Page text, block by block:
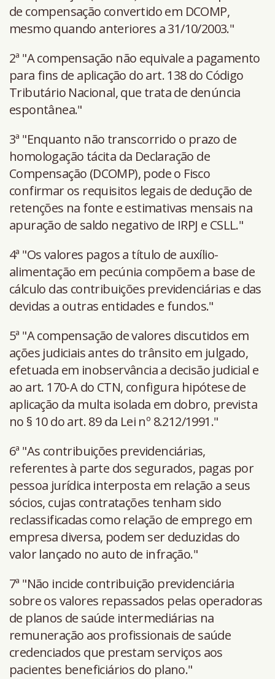
de compensação convertido em DCOMP,
mesmo quando anteriores a 31/10/2003."
2ª "A compensação não equivale a pagamento
para fins de aplicação do art. 138 do Código
Tributário Nacional, que trata de denúncia
espontânea."
3ª "Enquanto não transcorrido o prazo de
homologação tácita da Declaração de
Compensação (DCOMP), pode o Fisco
confirmar os requisitos legais de dedução de
retenções na fonte e estimativas mensais na
apuração de saldo negativo de IRPJ e CSLL."
4ª "Os valores pagos a título de auxílio-
alimentação em pecúnia compõem a base de
cálculo das contribuições previdenciárias e das
devidas a outras entidades e fundos."
5ª "A compensação de valores discutidos em
ações judiciais antes do trânsito em julgado,
efetuada em inobservância a decisão judicial e
ao art. 170-A do CTN, configura hipótese de
aplicação da multa isolada em dobro, prevista
no § 10 do art. 89 da Lei nº 8.212/1991."
6ª "As contribuições previdenciárias,
referentes à parte dos segurados, pagas por
pessoa jurídica interposta em relação a seus
sócios, cujas contratações tenham sido
reclassificadas como relação de emprego em
empresa diversa, podem ser deduzidas do
valor lançado no auto de infração."
7ª "Não incide contribuição previdenciária
sobre os valores repassados pelas operadoras
de planos de saúde intermediárias na
remuneração aos profissionais de saúde
credenciados que prestam serviços aos
pacientes beneficiários do plano."